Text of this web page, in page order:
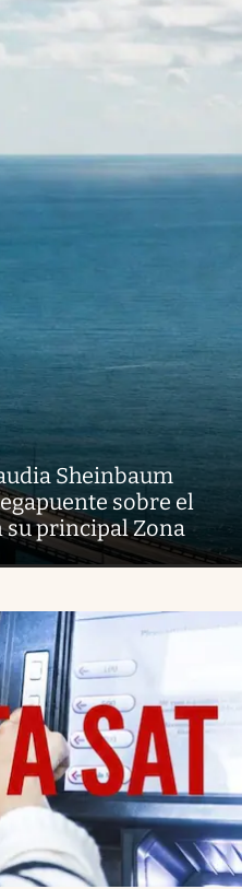
Sheinbaum
sobre el
su principal Zona